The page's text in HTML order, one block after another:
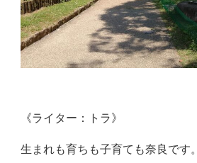
《ライター：トラ》
生まれも育ちも子育ても奈良です。